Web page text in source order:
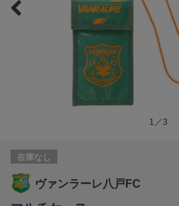
1／3
在庫なし
ヴァンラーレ八戸FC